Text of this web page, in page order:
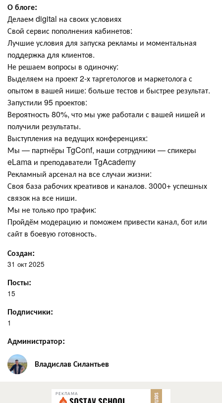
О блоге:
Делаем digital на своих условиях
Свой сервис пополнения кабинетов:
Лучшие условия для запуска рекламы и моментальная
поддержка для клиентов.
Не решаем вопросы в одиночку:
Выделяем на проект 2-х таргетологов и маркетолога с
опытом в вашей нише: больше тестов и быстрее результат.
Запустили 95 проектов:
Вероятность 80%, что мы уже работали с вашей нишей и
получили результаты.
Выступления на ведущих конференциях:
Мы — партнёры TgConf, наши сотрудники — спикеры
eLama и преподаватели TgAcademy
Рекламный арсенал на все случаи жизни:
Своя база рабочих креативов и каналов. 3000+ успешных
связок на все ниши.
Мы не только про трафик:
Пройдём модерацию и поможем привести канал, бот или
сайт в боевую готовность.
Создан:
31 окт 2025
Посты:
15
Подписчики:
1
Администратор:
Владислав Силантьев
РЕКЛАМА